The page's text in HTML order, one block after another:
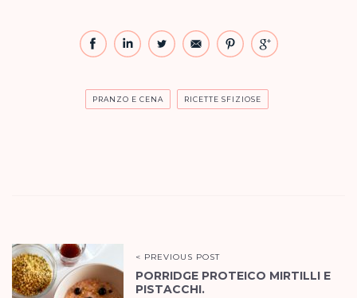
PRANZO E CENA RICETTE SFIZIOSE
< PREVIOUS POST
PORRIDGE PROTEICO MIRTILLI E
PISTACCHI.